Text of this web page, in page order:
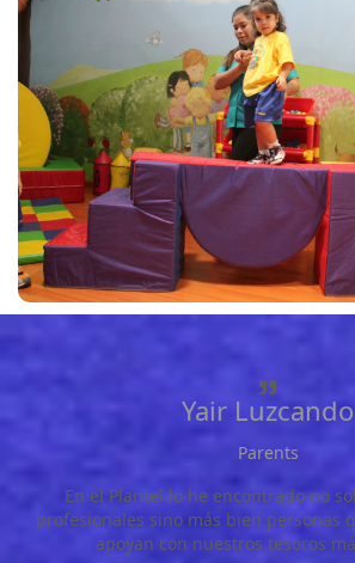
Yair Luzcando
Parents
En el Plantel lo he encontrado no
profesionales sino más bien personas
apoyan con nuestros tesoros